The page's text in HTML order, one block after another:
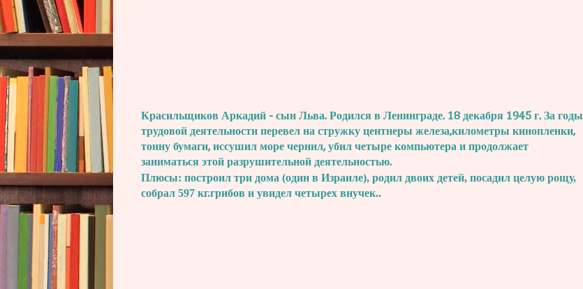
Красильщиков Аркадий - сын Льва. Родился в Ленинграде. 18 декабря 1945 г. За годы
трудовой деятельности перевел на стружку центнеры железа,километры кинопленки,
тонну бумаги, иссушил море чернил, убил четыре компьютера и продолжает
заниматься этой разрушительной деятельностью.
Плюсы: построил три дома (один в Израиле), родил двоих детей, посадил целую рощу,
собрал 597 кг.грибов и увидел четырех внучек..